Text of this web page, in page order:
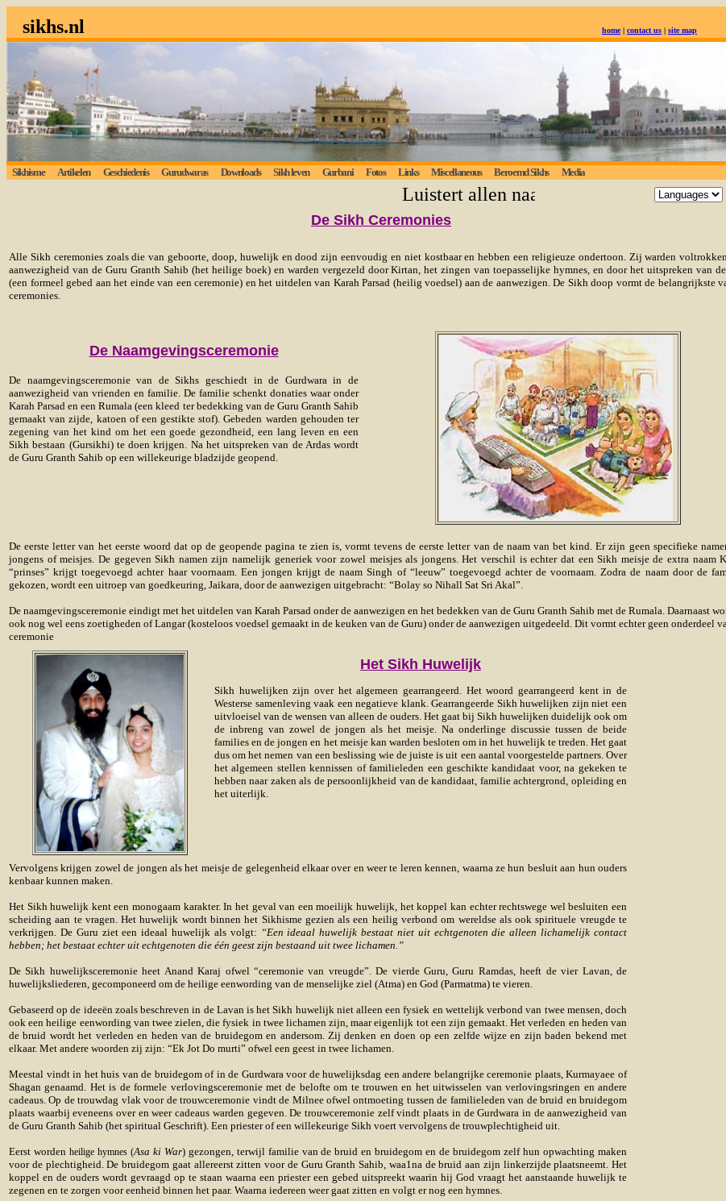
sikhs.nl home| contact us | site map
Sikhisme Artikelen Geschiedenis Gurudwaras Downloads Sikh leven Gurbani Fotos Links Miscellaneous Beroemd Sikhs Media
Luistert allen naar de eeuwige waarheid;
De Sikh Ceremonies
Alle Sikh ceremonies zoals die van geboorte, doop, huwelijk en dood zijn eenvoudig en niet kostbaar en hebben een religieuze ondertoon. Zij warden
aanwezigheid van de Guru Granth Sahib (het heilige boek) en warden vergezeld door Kirtan, het zingen van toepasselijke hymnes, en door het uitspreken van
(een formeel gebed aan het einde van een ceremonie) en het uitdelen van Karah Parsad (heilig voedsel) aan de aanwezigen. De Sikh doop vormt de belangrijkste
ceremonies.
De Naamgevingsceremonie
De naamgevingsceremonie van de Sikhs geschiedt in de Gurdwara in de
aanwezigheid van vrienden en familie. De familie schenkt donaties waar onder
Karah Parsad en een Rumala (een kleed ter bedekking van de Guru Granth Sahib
gemaakt van zijde, katoen of een gestikte stof). Gebeden warden gehouden ter
zegening van het kind om het een goede gezondheid, een lang leven en een
Sikh bestaan (Gursikhi) te doen krijgen. Na het uitspreken van de Ardas wordt
de Guru Granth Sahib op een willekeurige bladzijde geopend.
De eerste letter van het eerste woord dat op de geopende pagina te zien is, vormt tevens de eerste letter van de naam van bet kind. Er zijn geen specifieke
jongens of meisjes. De gegeven Sikh namen zijn namelijk generiek voor zowel meisjes als jongens. Het verschil is echter dat een Sikh meisje de extra naam
“prinses” krijgt toegevoegd achter haar voornaam. Een jongen krijgt de naam Singh of “leeuw” toegevoegd achter de voornaam. Zodra de naam door de
gekozen, wordt een uitroep van goedkeuring, Jaikara, door de aanwezigen uitgebracht: “Bolay so Nihall Sat Sri Akal”.
De naamgevingsceremonie eindigt met het uitdelen van Karah Parsad onder de aanwezigen en het bedekken van de Guru Granth Sahib met de Rumala. Daarnaast
ook nog wel eens zoetigheden of Langar (kosteloos voedsel gemaakt in de keuken van de Guru) onder de aanwezigen uitgedeeld. Dit vormt echter geen onderdeel
ceremonie
Het Sikh Huwelijk
Sikh huwelijken zijn over het algemeen gearrangeerd. Het woord gearrangeerd kent in de
Westerse samenleving vaak een negatieve klank. Gearrangeerde Sikh huwelijken zijn niet een
uitvloeisel van de wensen van alleen de ouders. Het gaat bij Sikh huwelijken duidelijk ook om
de inbreng van zowel de jongen als het meisje. Na onderlinge discussie tussen de beide
families en de jongen en het meisje kan warden besloten om in het huwelijk te treden. Het gaat
dus om het nemen van een beslissing wie de juiste is uit een aantal voorgestelde partners. Over
het algemeen stellen kennissen of familieleden een geschikte kandidaat voor, na gekeken te
hebben naar zaken als de persoonlijkheid van de kandidaat, familie achtergrond, opleiding en
het uiterlijk.
Vervolgens krijgen zowel de jongen als het meisje de gelegenheid elkaar over en weer te leren kennen, waarna ze hun besluit aan hun ouders
kenbaar kunnen maken.
Het Sikh huwelijk kent een monogaam karakter. In het geval van een moeilijk huwelijk, het koppel kan echter rechtswege wel besluiten een
scheiding aan te vragen. Het huwelijk wordt binnen het Sikhisme gezien als een heilig verbond om wereldse als ook spirituele vreugde te
verkrijgen. De Guru ziet een ideaal huwelijk als volgt: “Een ideaal huwelijk bestaat niet uit echtgenoten die alleen lichamelijk contact
hebben; het bestaat echter uit echtgenoten die één geest zijn bestaand uit twee lichamen.”
De Sikh huwelijksceremonie heet Anand Karaj ofwel “ceremonie van vreugde”. De vierde Guru, Guru Ramdas, heeft de vier Lavan, de
huwelijksliederen, gecomponeerd om de heilige eenwording van de menselijke ziel (Atma) en God (Parmatma) te vieren.
Gebaseerd op de ideeën zoals beschreven in de Lavan is het Sikh huwelijk niet alleen een fysiek en wettelijk verbond van twee mensen, doch
ook een heilige eenwording van twee zielen, die fysiek in twee lichamen zijn, maar eigenlijk tot een zijn gemaakt. Het verleden en heden van
de bruid wordt het verleden en heden van de bruidegom en andersom. Zij denken en doen op een zelfde wijze en zijn baden bekend met
elkaar. Met andere woorden zij zijn: “Ek Jot Do murti” ofwel een geest in twee lichamen.
Meestal vindt in het huis van de bruidegom of in de Gurdwara voor de huwelijksdag een andere belangrijke ceremonie plaats, Kurmayaee of
Shagan genaamd. Het is de formele verlovingsceremonie met de belofte om te trouwen en het uitwisselen van verlovingsringen en andere
cadeaus. Op de trouwdag vlak voor de trouwceremonie vindt de Milnee ofwel ontmoeting tussen de familieleden van de bruid en bruidegom
plaats waarbij eveneens over en weer cadeaus warden gegeven. De trouwceremonie zelf vindt plaats in de Gurdwara in de aanwezigheid van
de Guru Granth Sahib (het spiritual Geschrift). Een priester of een willekeurige Sikh voert vervolgens de trouwplechtigheid uit.
Eerst worden heilige hymnes (Asa ki War) gezongen, terwijl familie van de bruid en bruidegom en de bruidegom zelf hun opwachting maken
voor de plechtigheid. De bruidegom gaat allereerst zitten voor de Guru Granth Sahib, waa1na de bruid aan zijn linkerzijde plaatsneemt. Het
koppel en de ouders wordt gevraagd op te staan waarna een priester een gebed uitspreekt waarin hij God vraagt het aanstaande huwelijk te
zegenen en te zorgen voor eenheid binnen het paar. Waarna iedereen weer gaat zitten en volgt er nog een hymnes.